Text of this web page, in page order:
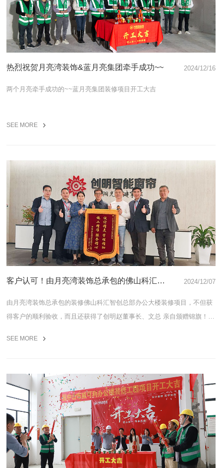
热烈祝贺月亮湾装饰&蓝月亮集团牵手成功~~ 2024/12/16
两个月亮牵手成功的~~蓝月亮集团装修项目开工大吉
SEE MORE
客户认可！由月亮湾装饰总承包的佛山科汇智
2024/12/07
由月亮湾装饰总承包的装修佛山科汇智创总部办公大楼装修项目，不但获
得客户的顺利验收，而且还获得了创明赵董事长、文总 亲自颁赠锦旗！并
SEE MORE